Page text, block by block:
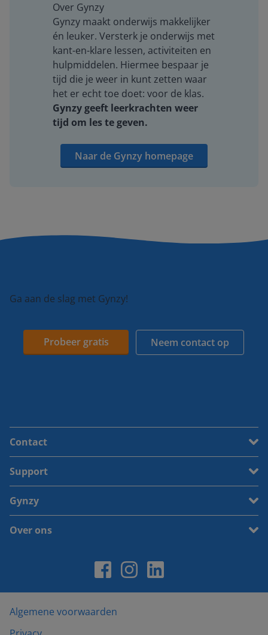
Over Gynzy
Gynzy maakt onderwijs makkelijker
én leuker. Versterk je onderwijs met
kant-en-klare lessen, activiteiten en
hulpmiddelen. Hiermee bespaar je
tijd die je weer in kunt zetten waar
het er echt toe doet: voor de klas.
Gynzy geeft leerkrachten weer
tijd om les te geven.
Naar de Gynzy homepage
Ga aan de slag met Gynzy!
Probeer gratis Neem contact op
Contact
Support
Gynzy
Over ons
Algemene voorwaarden